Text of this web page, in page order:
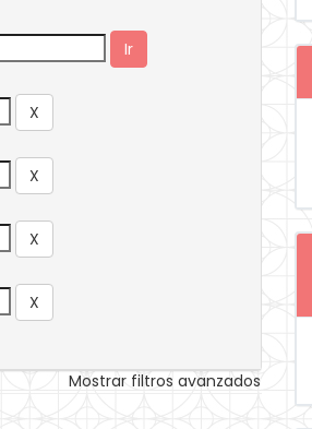
Mostrar filtros avanzados